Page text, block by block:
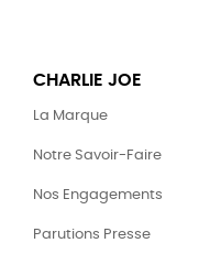
CHARLIE JOE
La Marque
Notre Savoir-Faire
Nos Engagements
Parutions Presse